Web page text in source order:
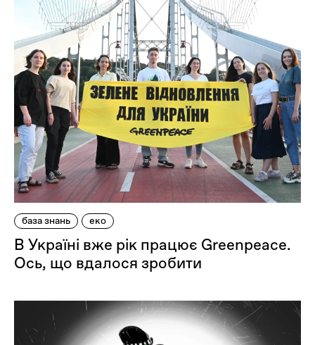
база знань еко
В Україні вже рік працює Greenpeace.
Ось, що вдалося зробити